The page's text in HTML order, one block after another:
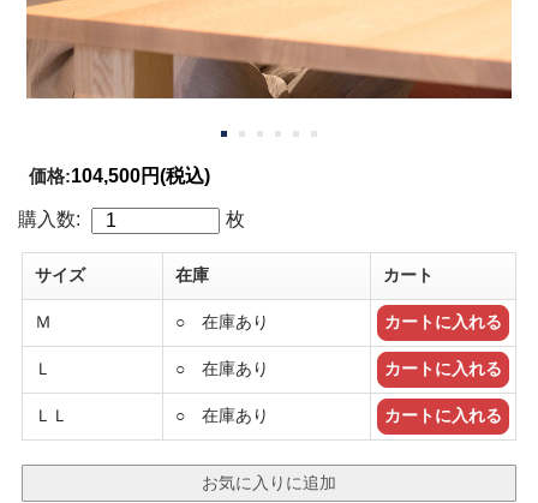
価格:104,500円(税込)
購入数: 枚
サイズ 在庫 カート
Ｍ ○ 在庫あり
Ｌ ○ 在庫あり
ＬＬ ○ 在庫あり